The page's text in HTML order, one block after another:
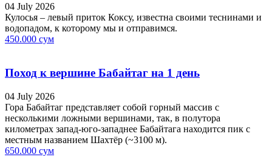
04 July 2026
Кулосья – левый приток Коксу, известна своими теснинами и
водопадом, к которому мы и отправимся.
450.000 сум
Поход к вершине Бабайтаг на 1 день
04 July 2026
Гора Бабайтаг представляет собой горный массив с
несколькими ложными вершинами, так, в полутора
километрах запад-юго-западнее Бабайтага находится пик с
местным названием Шахтёр (~3100 м).
650.000 сум